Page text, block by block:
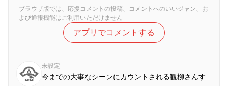
ブラウザ版では、応援コメントの投稿、コメントへのいいジャン、お
よび通報機能はご利用いただけません
アプリでコメントする
未設定
今までの大事なシーンにカウントされる観柳さんす